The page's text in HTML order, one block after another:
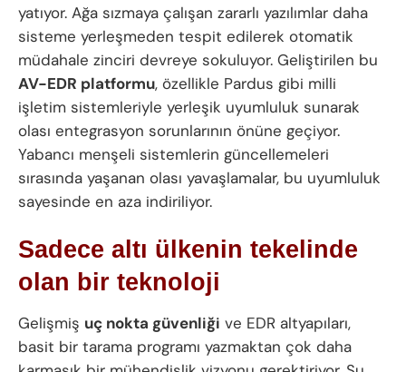
yatıyor. Ağa sızmaya çalışan zararlı yazılımlar daha
sisteme yerleşmeden tespit edilerek otomatik
müdahale zinciri devreye sokuluyor. Geliştirilen bu
AV-EDR platformu, özellikle Pardus gibi milli
işletim sistemleriyle yerleşik uyumluluk sunarak
olası entegrasyon sorunlarının önüne geçiyor.
Yabancı menşeli sistemlerin güncellemeleri
sırasında yaşanan olası yavaşlamalar, bu uyumluluk
sayesinde en aza indiriliyor.
Sadece altı ülkenin tekelinde
olan bir teknoloji
Gelişmiş uç nokta güvenliği ve EDR altyapıları,
basit bir tarama programı yazmaktan çok daha